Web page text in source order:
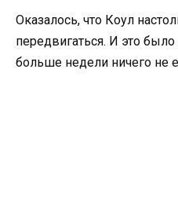
Оказалось, что Коул
передвигаться. И это
больше недели ничего не